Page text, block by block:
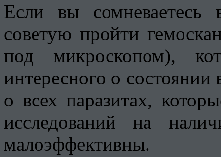
Если вы сомневаетесь
советую пройти
под микроскопом),
интересного о состоянии
о всех паразитах,
исследований на
малоэффективны.